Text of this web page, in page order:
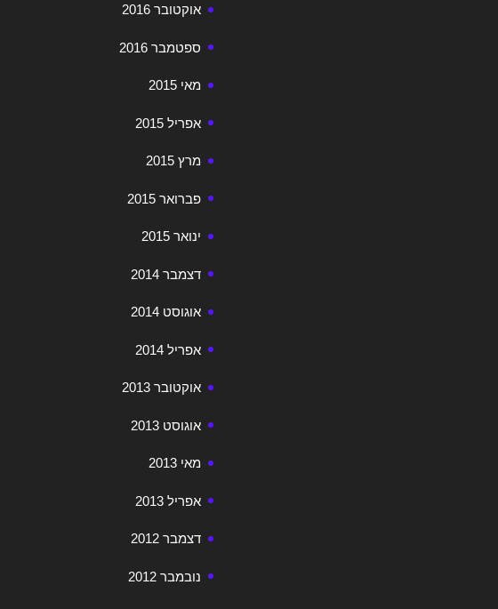
אוקטובר 2016
ספטמבר 2016
מאי 2015
אפריל 2015
מרץ 2015
פברואר 2015
ינואר 2015
דצמבר 2014
אוגוסט 2014
אפריל 2014
אוקטובר 2013
אוגוסט 2013
מאי 2013
אפריל 2013
דצמבר 2012
נובמבר 2012